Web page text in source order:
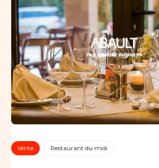
Vente Restaurant du midi